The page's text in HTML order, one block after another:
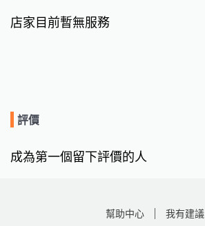
店家目前暫無服務
評價
成為第一個留下評價的人
幫助中心 我有建議